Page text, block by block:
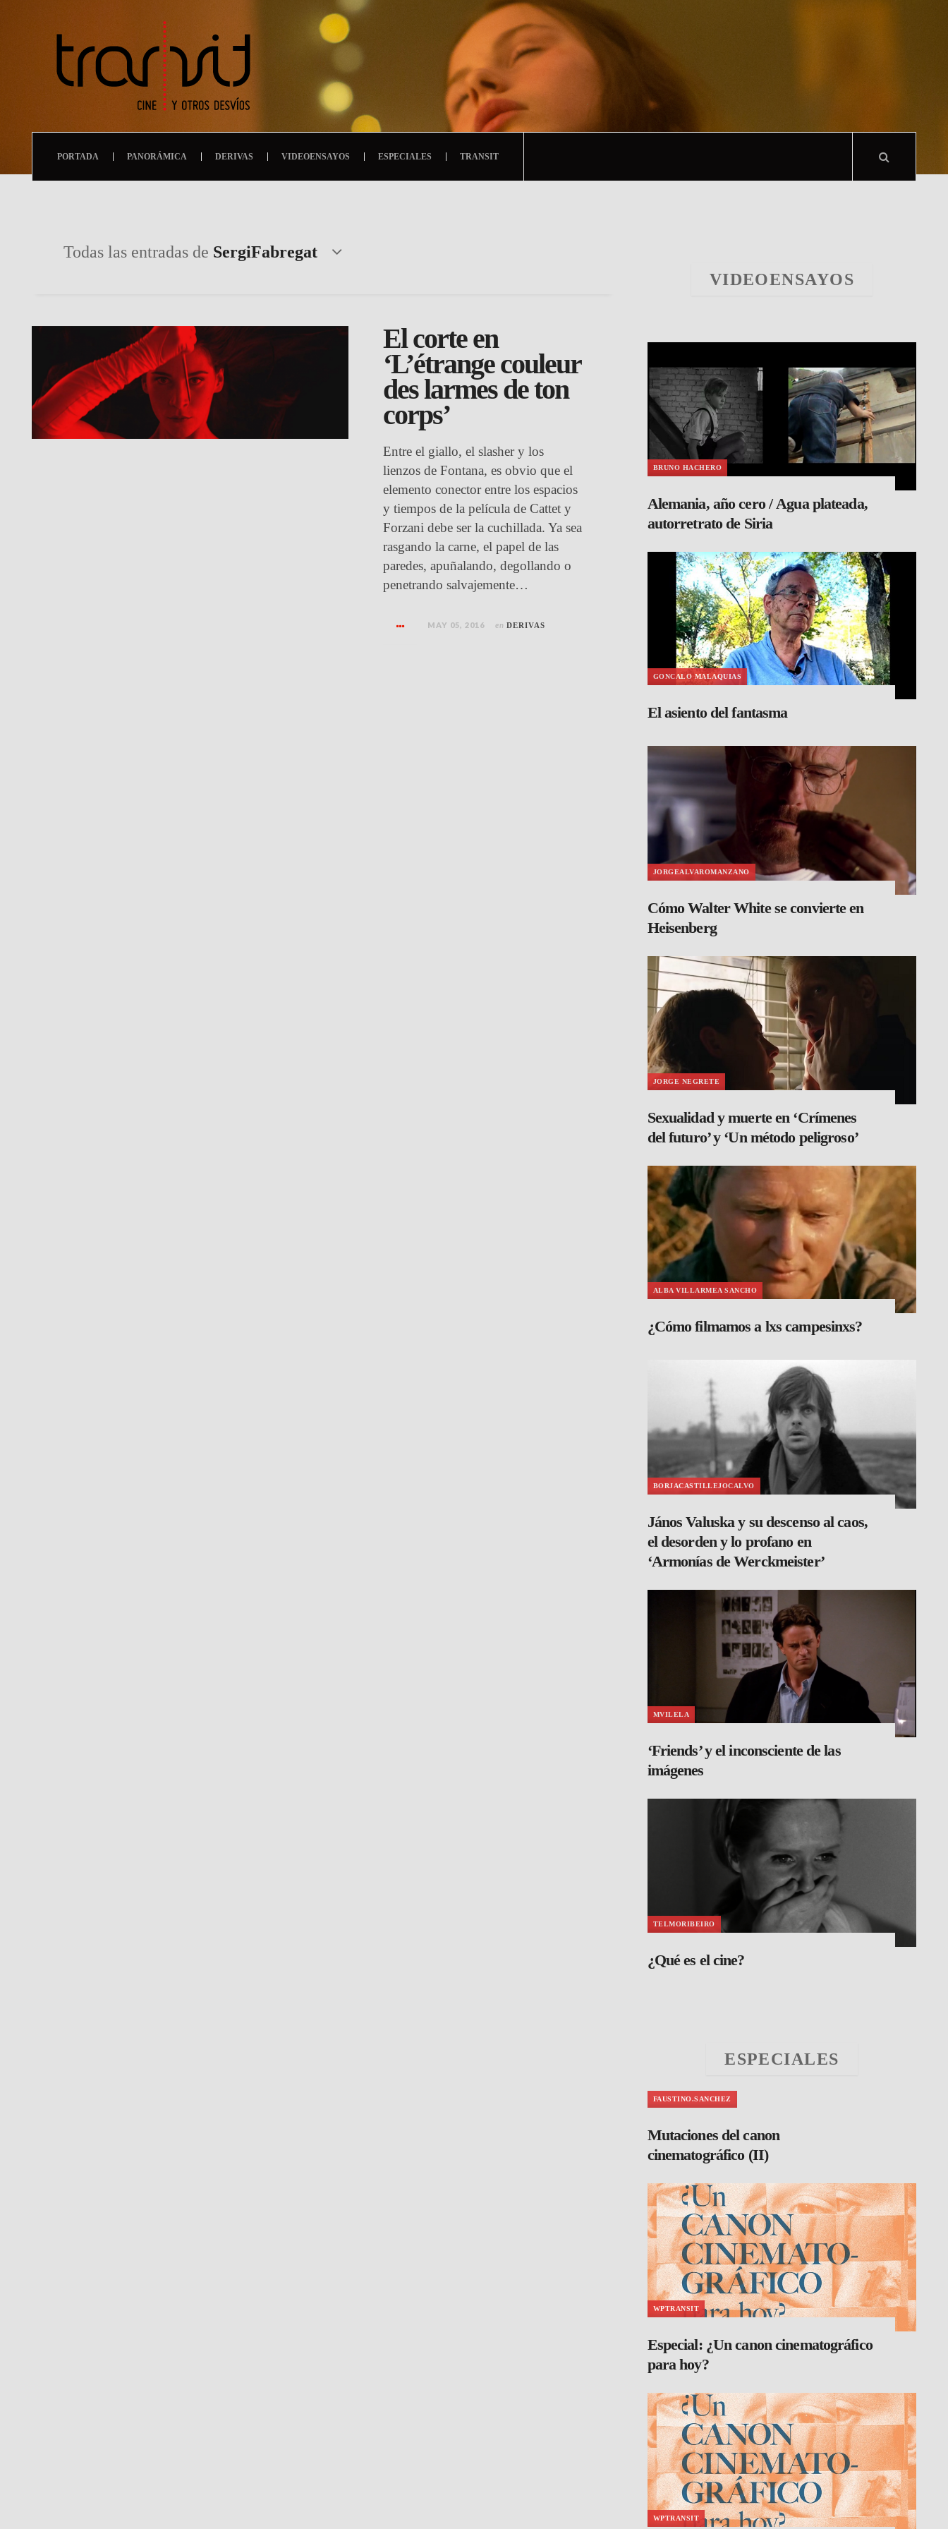
PORTADA PANORÁMICA DERIVAS VIDEOENSAYOS ESPECIALES TRANSIT
Todas las entradas de SergiFabregat
El corte en
‘L’étrange couleur
des larmes de ton
corps’
Entre el giallo, el slasher y los
lienzos de Fontana, es obvio que el
elemento conector entre los espacios
y tiempos de la película de Cattet y
Forzani debe ser la cuchillada. Ya sea
rasgando la carne, el papel de las
paredes, apuñalando, degollando o
penetrando salvajemente…
MAY 05, 2016 en DERIVAS
VIDEOENSAYOS
BRUNO HACHERO
Alemania, año cero / Agua plateada,
autorretrato de Siria
GONCALO MALAQUIAS
El asiento del fantasma
JORGEALVAROMANZANO
Cómo Walter White se convierte en
Heisenberg
JORGE NEGRETE
Sexualidad y muerte en ‘Crímenes
del futuro’ y ‘Un método peligroso’
ALBA VILLARMEA SANCHO
¿Cómo filmamos a lxs campesinxs?
BORJACASTILLEJOCALVO
János Valuska y su descenso al caos,
el desorden y lo profano en
‘Armonías de Werckmeister’
MVILELA
‘Friends’ y el inconsciente de las
imágenes
TELMORIBEIRO
¿Qué es el cine?
ESPECIALES
FAUSTINO.SANCHEZ
Mutaciones del canon
cinematográfico (II)
WPTRANSIT
Especial: ¿Un canon cinematográfico
para hoy?
WPTRANSIT